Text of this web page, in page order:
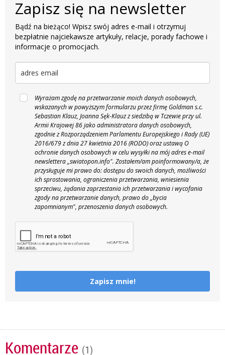
Zapisz się na newsletter
Bądź na bieżąco! Wpisz swój adres e-mail i otrzymuj
bezpłatnie najciekawsze artykuły, relacje, porady fachowe i
informacje o promocjach.
Wyrażam zgodę na przetwarzanie moich danych osobowych,
wskazanych w powyższym formularzu przez firmę Goldman s.c.
Sebastian Klauz, Joanna Sęk-Klauz z siedzibą w Tczewie przy ul.
Armii Krajowej 86 jako administratora danych osobowych,
zgodnie z Rozporządzeniem Parlamentu Europejskiego i Rady (UE)
2016/679 z dnia 27 kwietnia 2016 (RODO) oraz ustawą O
ochronie danych osobowych w celu wysyłki na mój adres e-mail
newslettera „swiatopon.info". Zostałem/am poinformowany/a, że
przysługuje mi prawo do: dostępu do swoich danych, możliwości
ich sprostowania, ograniczenia przetwarzania, wniesienia
sprzeciwu, żądania zaprzestania ich przetwarzania i wycofania
zgody na przetwarzanie danych, prawo do „bycia
zapomnianym", przenoszenia danych osobowych.
Zapisz mnie!
Komentarze (1)